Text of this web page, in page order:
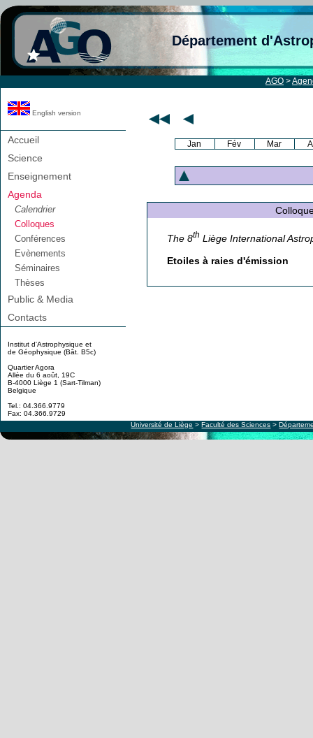
Département
AGO >
English version
Accueil
Science
Enseignement
Agenda
Calendrier
Colloques
Conférences
Evènements
Séminaires
Thèses
Public & Media
Contacts
Institut d'Astrophysique et
de Géophysique (Bât. B5c)
Quartier Agora
Allée du 6 août, 19C
B-4000 Liège 1 (Sart-Tilman)
Belgique
Tel.: 04.366.9779
Fax: 04.366.9729
Jan Fév Mar
The 8th Liège International
Etoiles à raies d'émission
Université de Liège >Faculté des Sciences >